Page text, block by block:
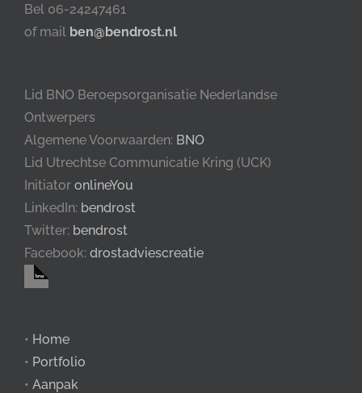
Bel 06-24247461
of mail ben@bendrost.nl
Lid BNO Beroepsorganisatie Nederlandse
Ontwerpers
Algemene Voorwaarden: BNO
Lid Utrechtse Communicatie Kring (UCK)
Initiator onlineYou
LinkedIn: bendrost
Twitter: bendrost
Facebook: drostadviescreatie
• Home
• Portfolio
• Aanpak